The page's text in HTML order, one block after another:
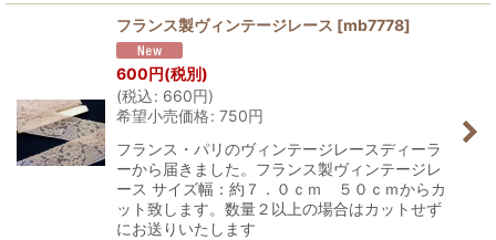
フランス製ヴィンテージレース [mb7778]
600円(税別)
(税込: 660円)
希望小売価格: 750円
フランス・パリのヴィンテージレースディーラ
ーから届きました。フランス製ヴィンテージレ
ース サイズ幅：約７．０ｃｍ ５０ｃｍからカ
ット致します。数量２以上の場合はカットせず
にお送りいたします